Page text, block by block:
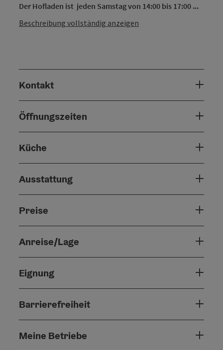
Der Hofladen ist jeden Samstag von 14:00 bis 17:00 ...
Beschreibung vollständig anzeigen
Kontakt
Öffnungszeiten
Küche
Ausstattung
Preise
Anreise/Lage
Eignung
Barrierefreiheit
Meine Betriebe